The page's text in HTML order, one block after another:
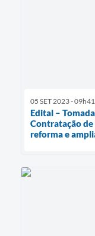
05 SET 2023 - 09h41
Edital –
Contratação de
reforma e